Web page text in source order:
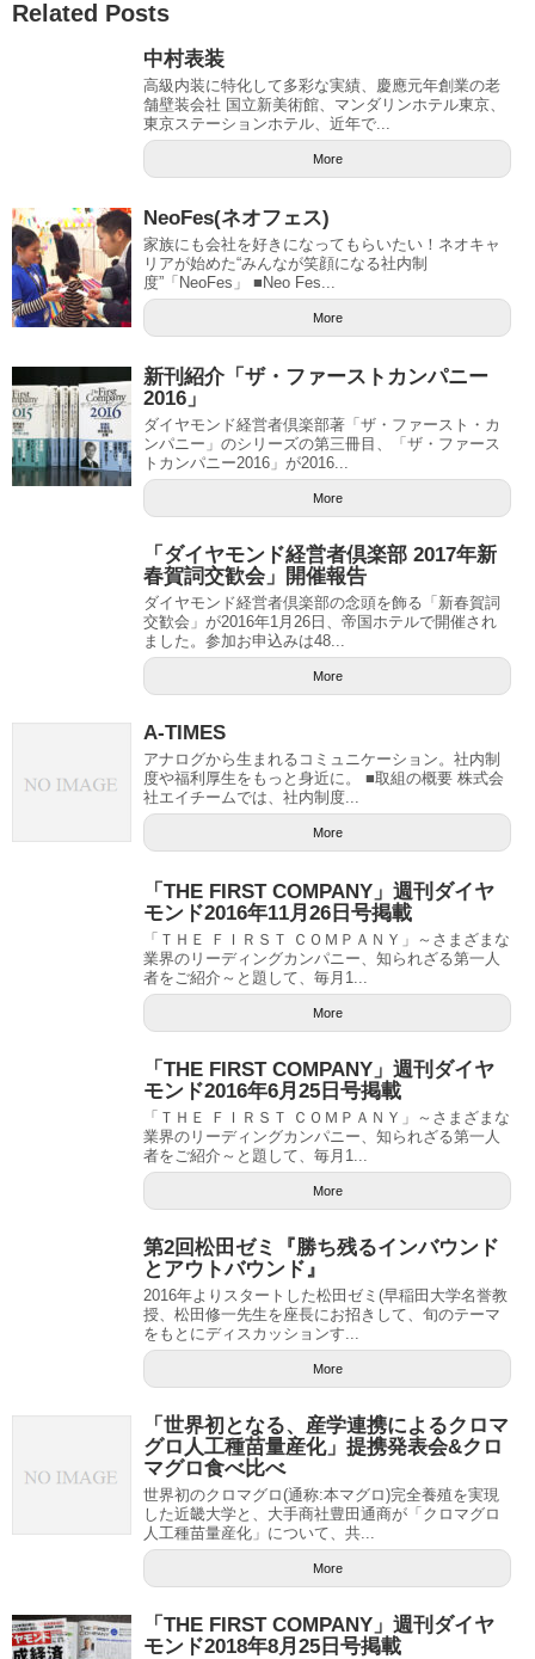
Related Posts
中村表装
高級内装に特化して多彩な実績、慶應元年創業の老
舗壁装会社 国立新美術館、マンダリンホテル東京、
東京ステーションホテル、近年で...
More
NeoFes(ネオフェス)
家族にも会社を好きになってもらいたい！ネオキャ
リアが始めた“みんなが笑顔になる社内制
度”「NeoFes」 ■Neo Fes...
More
新刊紹介「ザ・ファーストカンパニー
2016」
ダイヤモンド経営者倶楽部著「ザ・ファースト・カ
ンパニー」のシリーズの第三冊目、「ザ・ファース
トカンパニー2016」が2016...
More
「ダイヤモンド経営者倶楽部 2017年新
春賀詞交歓会」開催報告
ダイヤモンド経営者倶楽部の念頭を飾る「新春賀詞
交歓会」が2016年1月26日、帝国ホテルで開催され
ました。参加お申込みは48...
More
A-TIMES
アナログから生まれるコミュニケーション。社内制
度や福利厚生をもっと身近に。 ■取組の概要 株式会
社エイチームでは、社内制度...
More
「THE FIRST COMPANY」週刊ダイヤ
モンド2016年11月26日号掲載
「ＴＨＥ ＦＩＲＳＴ ＣＯＭＰＡＮＹ」～さまざまな
業界のリーディングカンパニー、知られざる第一人
者をご紹介～と題して、毎月1...
More
「THE FIRST COMPANY」週刊ダイヤ
モンド2016年6月25日号掲載
「ＴＨＥ ＦＩＲＳＴ ＣＯＭＰＡＮＹ」～さまざまな
業界のリーディングカンパニー、知られざる第一人
者をご紹介～と題して、毎月1...
More
第2回松田ゼミ『勝ち残るインバウンド
とアウトバウンド』
2016年よりスタートした松田ゼミ(早稲田大学名誉教
授、松田修一先生を座長にお招きして、旬のテーマ
をもとにディスカッションす...
More
「世界初となる、産学連携によるクロマ
グロ人工種苗量産化」提携発表会&クロ
マグロ食べ比べ
世界初のクロマグロ(通称:本マグロ)完全養殖を実現
した近畿大学と、大手商社豊田通商が「クロマグロ
人工種苗量産化」について、共...
More
「THE FIRST COMPANY」週刊ダイヤ
モンド2018年8月25日号掲載